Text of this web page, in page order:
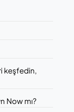
keşfedin,
Now mı?